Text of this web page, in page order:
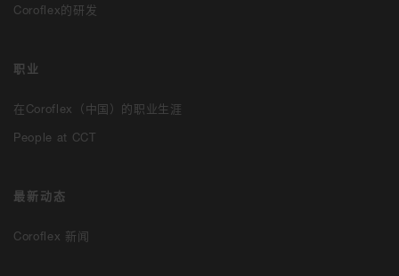
Coroflex的研发
职业
在Coroflex（中国）的职业生涯
People at CCT
最新动态
Coroflex 新闻